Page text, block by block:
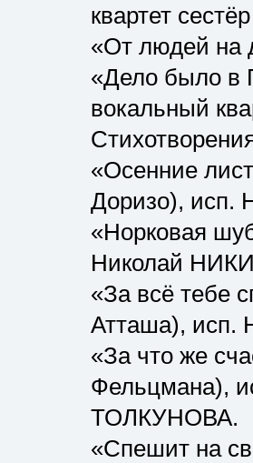
квартет
«От людей на
«Дело было в
вокальный
«Осенние
Доризо),
«Норковая
Николай
«За всё тебе
Атташа),
«За что же
Фельцмана),
ТОЛКУНОВА.
«Спешит на